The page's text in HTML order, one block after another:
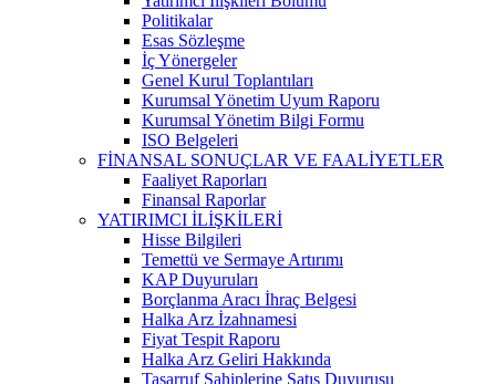
Politikalar
Esas Sözleşme
İç Yönergeler
Genel Kurul Toplantıları
Kurumsal Yönetim Uyum Raporu
Kurumsal Yönetim Bilgi Formu
ISO Belgeleri
FİNANSAL SONUÇLAR VE FAALİYETLER
Faaliyet Raporları
Finansal Raporlar
YATIRIMCI İLİŞKİLERİ
Hisse Bilgileri
Temettü ve Sermaye Artırımı
KAP Duyuruları
Borçlanma Aracı İhraç Belgesi
Halka Arz İzahnamesi
Fiyat Tespit Raporu
Halka Arz Geliri Hakkında
Tasarruf Sahiplerine Satış Duyurusu